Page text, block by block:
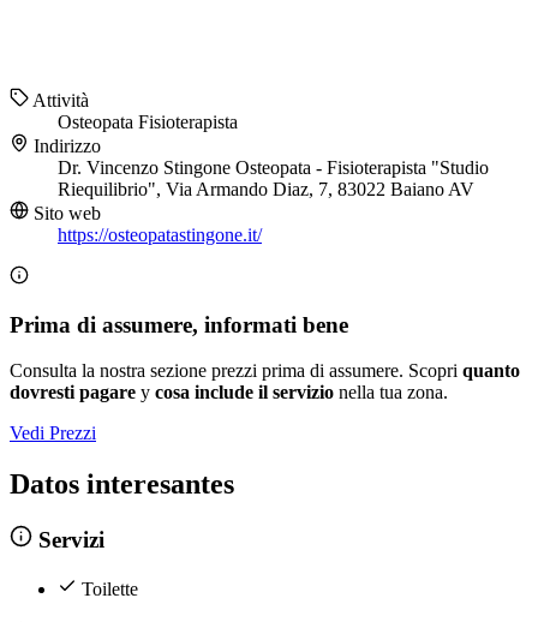
Attività
Osteopata Fisioterapista
Indirizzo
Dr. Vincenzo Stingone Osteopata - Fisioterapista "Studio
Riequilibrio", Via Armando Diaz, 7, 83022 Baiano AV
Sito web
https://osteopatastingone.it/
Prima di assumere, informati bene
Consulta la nostra sezione prezzi prima di assumere. Scopri quanto
dovresti pagare y cosa include il servizio nella tua zona.
Vedi Prezzi
Datos interesantes
Servizi
Toilette